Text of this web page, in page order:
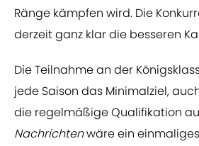
Ränge kämpfen wird. Die
derzeit ganz klar die besseren
Die Teilnahme an der
jede Saison das Minimalziel,
die regelmäßige Qualifikation
Nachrichtenwäre ein